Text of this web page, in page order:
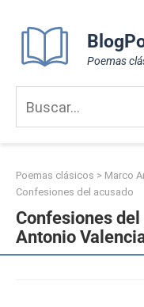
content
Poemas
Poemas clásicos > Marco
Confesiones del acusado
Confesiones
Antonio